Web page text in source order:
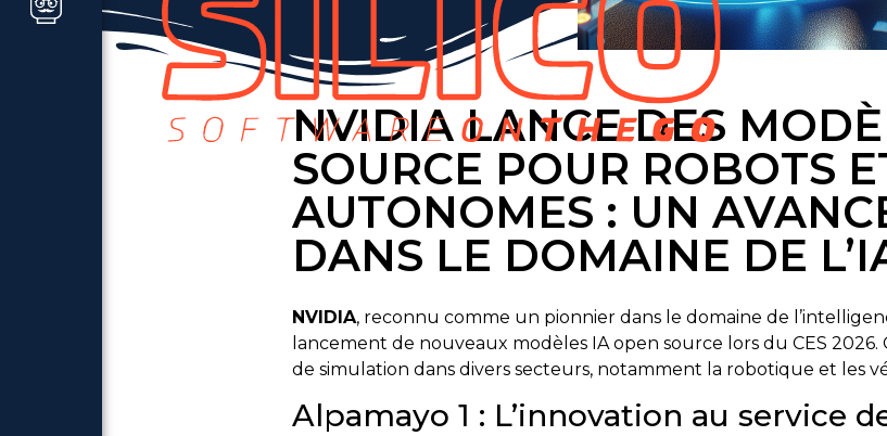
NVIDIA LANCE DES
SOURCE POUR ROBOTS
AUTONOMES : UN
DANS LE DOMAINE DE
NVIDIA, reconnu comme un pionnier dans le domaine de
lancement de nouveaux modèles IA open source lors du CES 2026.
de simulation dans divers secteurs, notamment la robotique et les
Alpamayo 1 : L’innovation au service